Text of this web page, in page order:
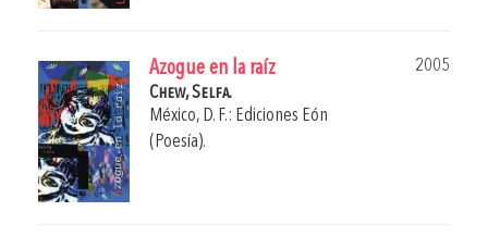
Azogue en la raíz
2005
Chew, Selfa.
México, D. F.: Ediciones Eón
(Poesía).